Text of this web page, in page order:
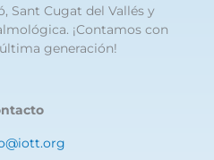
Sant Cugat del Vallés y
¡Contamos con
generación!